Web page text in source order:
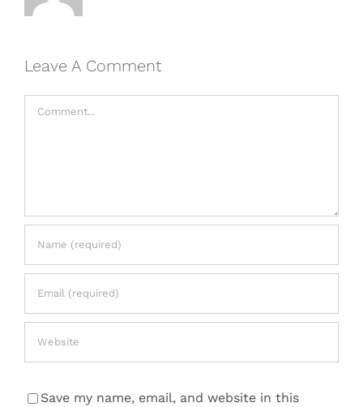
Leave A Comment
Comment
Save my name, email, and website in this